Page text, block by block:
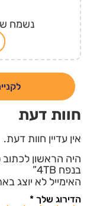
נשמח
חוות דעת
אין עדיין חוות דעת.
בנפח 4TB”
האימייל לא יוצג
הדירוג שלך *